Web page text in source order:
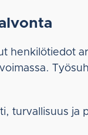
henkilötiedot
turvallisuus